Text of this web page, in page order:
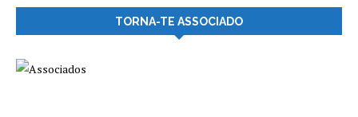
TORNA-TE ASSOCIADO